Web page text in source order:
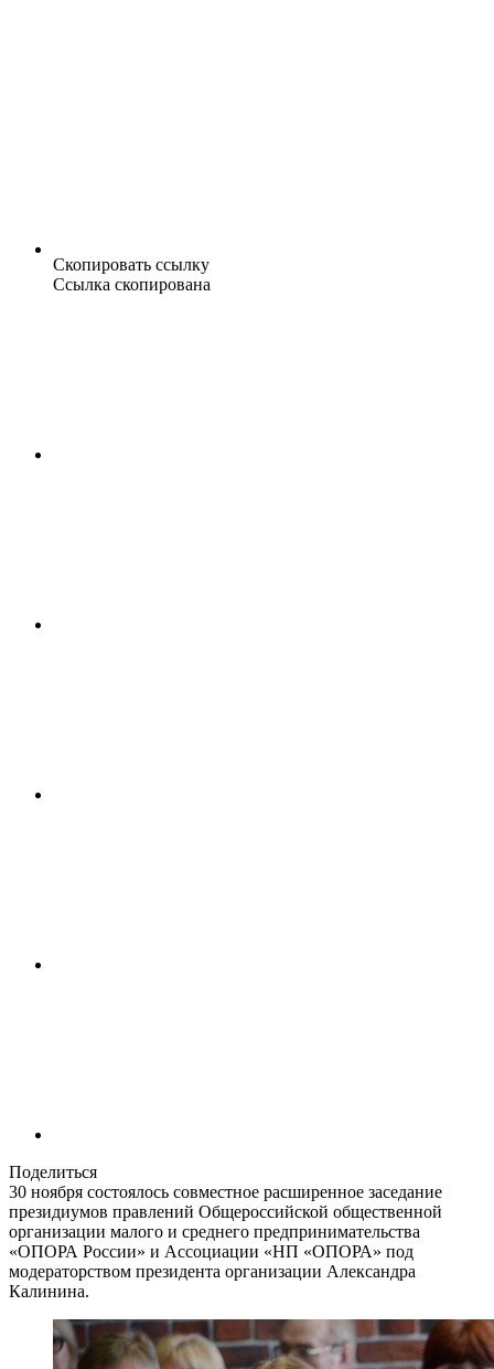
Скопировать ссылку
Ссылка скопирована
Поделиться
30 ноября состоялось совместное расширенное заседание
президиумов правлений Общероссийской общественной
организации малого и среднего предпринимательства
«ОПОРА России» и Ассоциации «НП «ОПОРА» под
модераторством президента организации Александра
Калинина.